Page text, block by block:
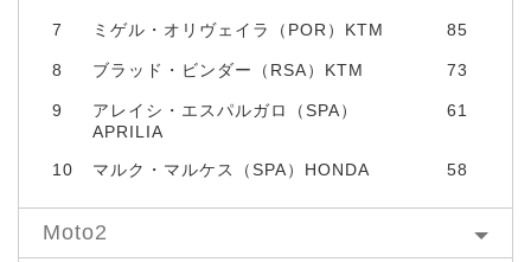
7 ミゲル・オリヴェイラ（POR）KTM 85
8 ブラッド・ビンダー（RSA）KTM 73
9
アレイシ・エスパルガロ（SPA）
APRILIA
61
10 マルク・マルケス（SPA）HONDA 58
Moto2